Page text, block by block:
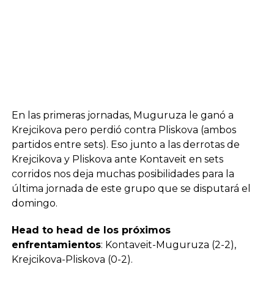
En las primeras jornadas, Muguruza le ganó a
Krejcikova pero perdió contra Pliskova (ambos
partidos entre sets). Eso junto a las derrotas de
Krejcikova y Pliskova ante Kontaveit en sets
corridos nos deja muchas posibilidades para la
última jornada de este grupo que se disputará el
domingo.
Head to head de los próximos
enfrentamientos: Kontaveit-Muguruza (2-2),
Krejcikova-Pliskova (0-2).